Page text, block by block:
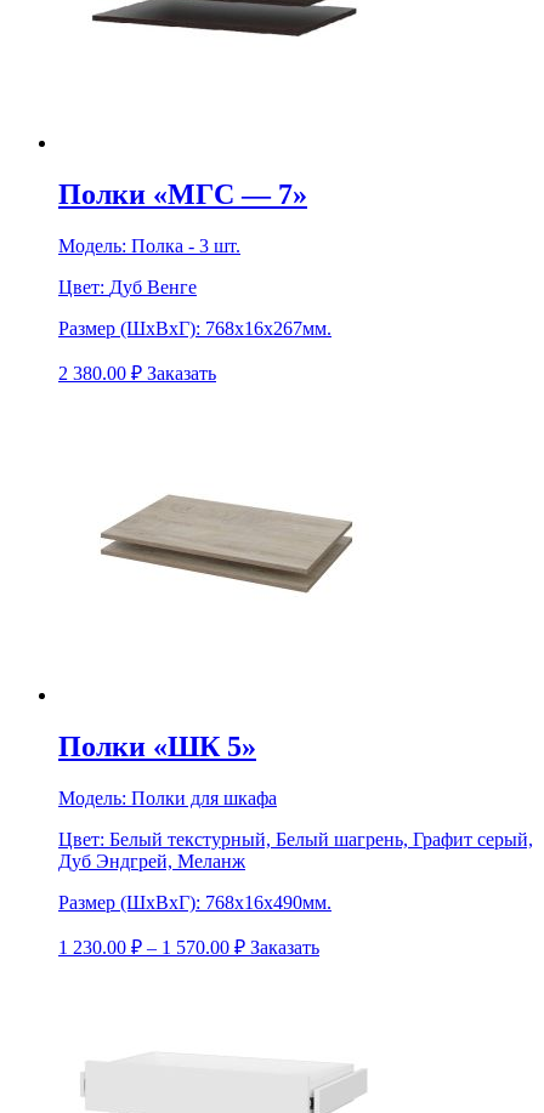
Полки «МГС — 7»
Модель: Полка - 3 шт.
Цвет: Дуб Венге
Размер (ШхВхГ): 768х16х267мм.
2 380.00 ₽ Заказать
Полки «ШК 5»
Модель: Полки для шкафа
Цвет: Белый текстурный, Белый шагрень, Графит серый,
Дуб Эндгрей, Меланж
Размер (ШхВхГ): 768х16х490мм.
1 230.00 ₽ – 1 570.00 ₽ Заказать